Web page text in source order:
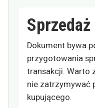
Dokument bywa
przygotowania
transakcji. Warto
nie zatrzymywać
kupującego.